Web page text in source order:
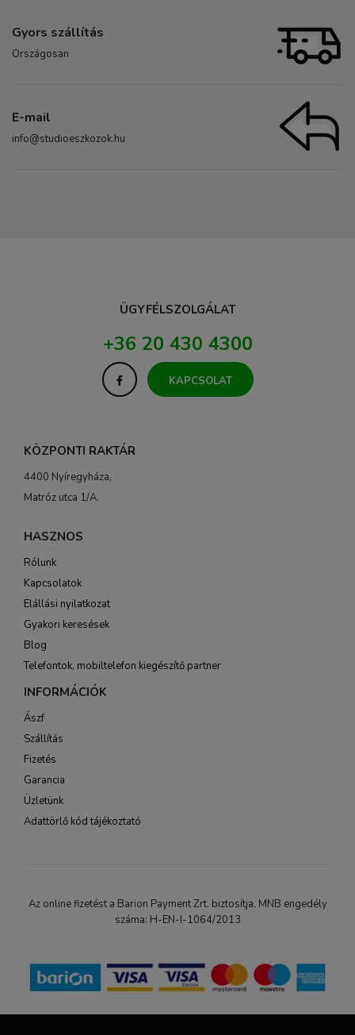
Gyors szállítás
Országosan
E-mail
info@studioeszkozok.hu
ÜGYFÉLSZOLGÁLAT
+36 20 430 4300
KAPCSOLAT
KÖZPONTI RAKTÁR
4400 Nyíregyháza,
Matróz utca 1/A.
HASZNOS
Rólunk
Kapcsolatok
Elállási nyilatkozat
Gyakori keresések
Blog
Telefontok, mobiltelefon kiegészítő partner
INFORMÁCIÓK
Ászf
Szállítás
Fizetés
Garancia
Üzletünk
Adattörlő kód tájékoztató
Az online fizetést a Barion Payment Zrt. biztosítja, MNB engedély
száma: H-EN-I-1064/2013